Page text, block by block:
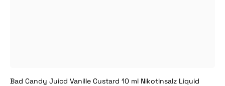
Bad Candy Juicd Vanille Custard 10 ml Nikotinsalz Liquid